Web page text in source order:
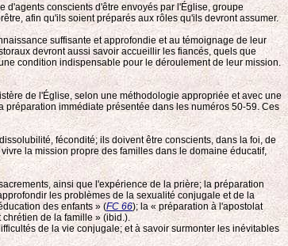
d'agents conscients d'être envoyés par l'Église, groupe
afin qu'ils soient préparés aux rôles qu'ils devront assumer.
suffisante et approfondie et au témoignage de leur
devront aussi savoir accueillir les fiancés, quels que
condition indispensable pour le déroulement de leur mission.
de l'Église, selon une méthodologie appropriée et avec une
immédiate présentée dans les numéros 50-59. Ces
fécondité; ils doivent être conscients, dans la foi, de
la mission propre des familles dans le domaine éducatif,
ainsi que l'expérience de la prière; la préparation
les problèmes de la sexualité conjugale et de la
des enfants » (FC 66); la « préparation à l'apostolat
de la famille » (ibid.).
de la vie conjugale; et à savoir surmonter les inévitables